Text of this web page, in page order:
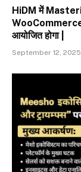
HiDM में
आयोजित होगा |
September 12, 2025